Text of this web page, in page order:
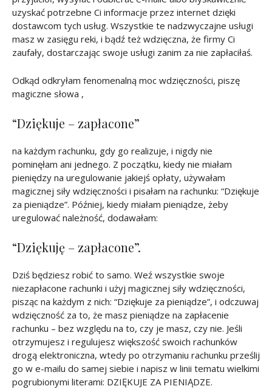
uzyskać potrzebne Ci informacje przez internet dzięki
dostawcom tych usług. Wszystkie te nadzwyczajne usługi
masz w zasięgu reki, i bądź też wdzięczna, że firmy Ci
zaufały, dostarczając swoje usługi zanim za nie zapłaciłaś.
Odkąd odkryłam fenomenalną moc wdzięczności, piszę
magiczne słowa ,
“Dziękuje – zapłacone”
na każdym rachunku, gdy go realizuje, i nigdy nie
pominęłam ani jednego. Z początku, kiedy nie miałam
pieniędzy na uregulowanie jakiejś opłaty, używałam
magicznej siły wdzięczności i pisałam na rachunku: “Dziękuje
za pieniądze”. Później, kiedy miałam pieniądze, żeby
uregulować należność, dodawałam:
“Dziękuję – zapłacone”.
Dziś będziesz robić to samo. Weź wszystkie swoje
niezapłacone rachunki i użyj magicznej siły wdzięczności,
pisząc na każdym z nich: “Dziękuje za pieniądze”, i odczuwaj
wdzięczność za to, że masz pieniądze na zapłacenie
rachunku – bez względu na to, czy je masz, czy nie. Jeśli
otrzymujesz i regulujesz większość swoich rachunków
drogą elektroniczna, wtedy po otrzymaniu rachunku prześlij
go w e-mailu do samej siebie i napisz w linii tematu wielkimi
pogrubionymi literami: DZIĘKUJE ZA PIENIĄDZE.